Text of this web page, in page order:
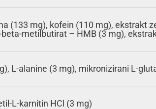
(133 mg), kofein (110 mg), ekstrakt
metilbutirat – HMB (3 mg),
L-alanine (3 mg), mikronizirani L-
L-karnitin HCl (3 mg)